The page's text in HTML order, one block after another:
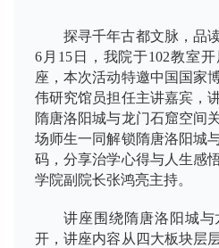
探寻千年古都文脉，品
6月15日，我院于102教室
座，本次活动特邀中国国家
伟研究馆员担任主讲嘉宾，
隋唐洛阳城与龙门石窟空间
场师生一同解锁隋唐洛阳城
码，分享治学心得与人生感
学院副院长张鸿亮主持。
讲座围绕隋唐洛阳城
开，讲座内容从四大板块层